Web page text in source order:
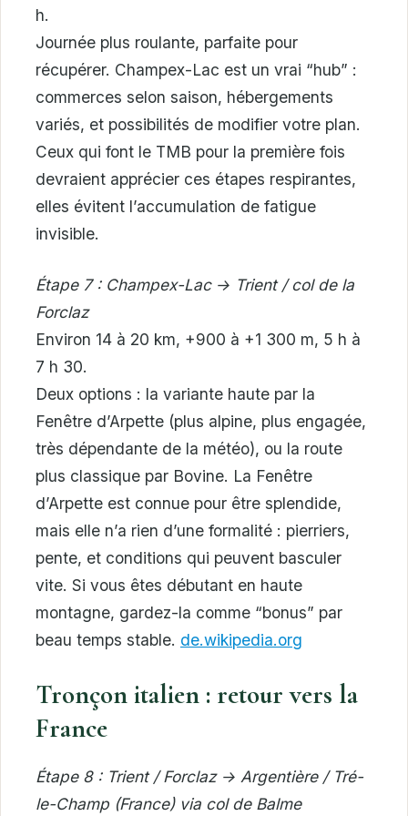
h.
Journée plus roulante, parfaite pour
récupérer. Champex-Lac est un vrai “hub” :
commerces selon saison, hébergements
variés, et possibilités de modifier votre plan.
Ceux qui font le TMB pour la première fois
devraient apprécier ces étapes respirantes,
elles évitent l’accumulation de fatigue
invisible.
Étape 7 : Champex-Lac → Trient / col de la
Forclaz
Environ 14 à 20 km, +900 à +1 300 m, 5 h à
7 h 30.
Deux options : la variante haute par la
Fenêtre d’Arpette (plus alpine, plus engagée,
très dépendante de la météo), ou la route
plus classique par Bovine. La Fenêtre
d’Arpette est connue pour être splendide,
mais elle n’a rien d’une formalité : pierriers,
pente, et conditions qui peuvent basculer
vite. Si vous êtes débutant en haute
montagne, gardez-la comme “bonus” par
beau temps stable. de.wikipedia.org
Tronçon italien : retour vers la
France
Étape 8 : Trient / Forclaz → Argentière / Tré-
le-Champ (France) via col de Balme